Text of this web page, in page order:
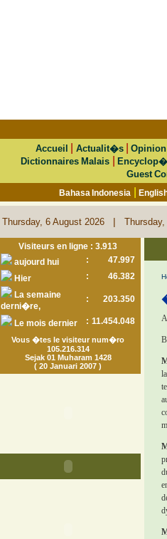
Accueil Actualit�s|Opinion
Dictionnaires Malais |
Guest
Bahasa Indonesia |
Thursday, 6 August 2026 |
Visiteurs en ligne : 3.913
aujourd hui
:
47.997
Hier
:
46.382
La semaine
derni�re,
: 203.350
Le mois dernier : 11.454.048
Vous �tes le visiteur num�ro
105.216.314
Sejak 01 Muharam 1428
( 20 Januari 2007 )